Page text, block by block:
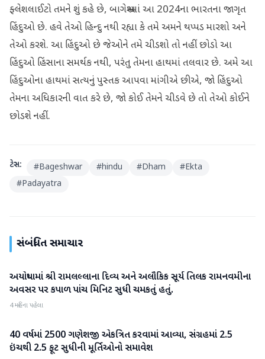
ફ્લેશલાઈટો તમને શું કહે છે, બાગેશ્વરમાં આ 2024ના ભારતના જાગૃત
હિંદુઓ છે. હવે તેઓ હિન્દુ નથી રહ્યા કે તમે અમને થપ્પડ મારશો અને
તેઓ કરશે. આ હિંદુઓ છે જેઓને તમે ચીડશો તો નહીં છોડો આ
હિંદુઓ હિંસાના સમર્થક નથી, પરંતુ તેમના હાથમાં તલવાર છે. અમે આ
હિંદુઓના હાથમાં સત્યનું પુસ્તક આપવા માંગીએ છીએ, જો હિંદુઓ
તેમના અધિકારની વાત કરે છે, જો કોઈ તેમને ચીડવે છે તો તેઓ કોઈને
છોડશે નહીં.
ટેગ્સ: #Bageshwar #hindu #Dham #Ekta
#Padayatra
સંબંધિત સમાચાર
ધર્મ દર્શન
અયોધ્યામાં શ્રી રામલલ્લાના દિવ્ય અને અલૌકિક સૂર્ય તિલક રામનવમીના
અવસર પર કપાળ પાંચ મિનિટ સુધી ચમકતું હતું.
4 મહિના પહેલા
ધર્મ દર્શન
40 વર્ષમાં 2500 ગણેશજી એકત્રિત કરવામાં આવ્યા, સંગ્રહમાં 2.5
ઇંચથી 2.5 ફૂટ સુધીની મૂર્તિઓનો સમાવેશ